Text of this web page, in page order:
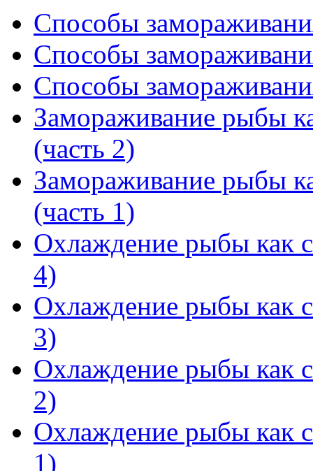
Способы
Способы
Способы
Замораживание рыбы
(часть 2)
Замораживание рыбы
(часть 1)
Охлаждение рыбы как
4)
Охлаждение рыбы как
3)
Охлаждение рыбы как
2)
Охлаждение рыбы как
1)